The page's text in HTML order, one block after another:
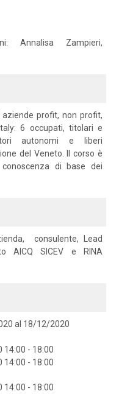
Annalisa Zampieri,
profit, non profit,
6 occupati, titolari e
autonomi e liberi
del Veneto. Il corso è
di base dei
consulente, Lead
AICQ SICEV e RINA
al 18/12/2020
- 18:00
- 18:00
- 18:00